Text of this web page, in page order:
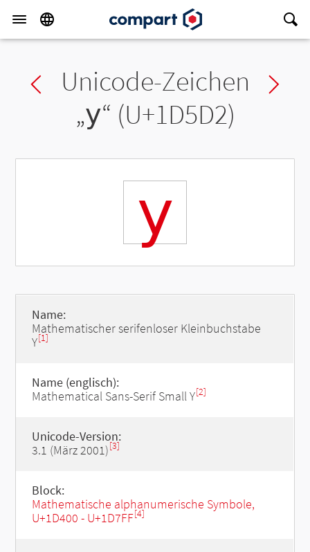
Previous char
Unicode-Zeichen
„𝗒“ (U+1D5D2)
𝗒
Name:
Mathematischer serifenloser Kleinbuchstabe
Y[1]
Name (englisch):
Mathematical Sans-Serif Small Y[2]
Unicode-Version:
3.1 (März 2001)[3]
Block:
Mathematische alphanumerische Symbole,
U+1D400 - U+1D7FF[4]